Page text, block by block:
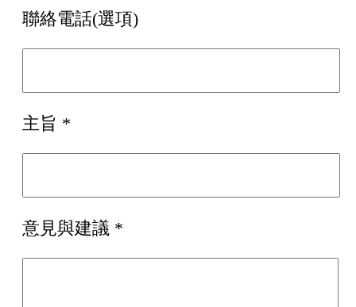
聯絡電話(選項)
主旨 *
意見與建議 *